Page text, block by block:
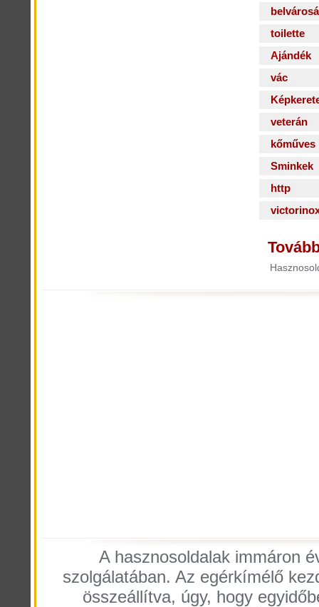
toilette
Ajándék
vác
veterán
kőműves
Sminkek
http
A hasznosoldalak immáron
szolgálatában. Az egérkímélő
összeállítva, úgy, hogy